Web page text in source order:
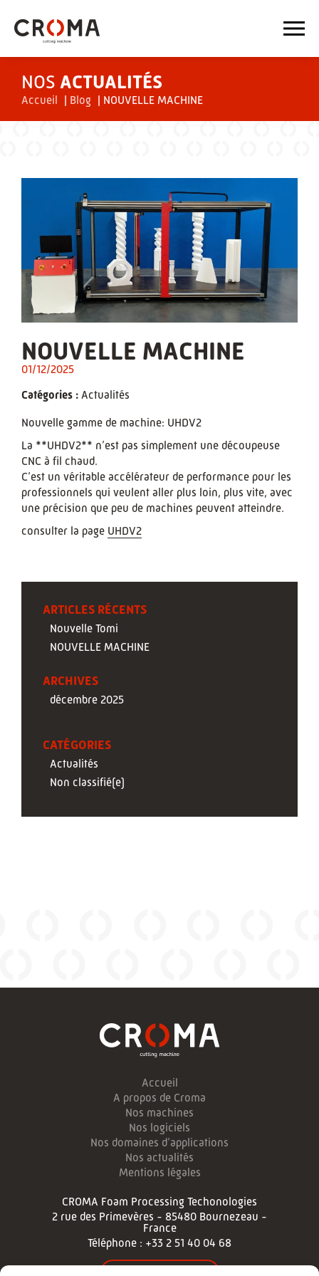
NOS ACTUALITÉS
Accueil | Blog | NOUVELLE MACHINE
NOUVELLE MACHINE
01/12/2025
Catégories : Actualités
Nouvelle gamme de machine: UHDV2
La **UHDV2** n’est pas simplement une découpeuse
CNC à fil chaud.
C’est un véritable accélérateur de performance pour les
professionnels qui veulent aller plus loin, plus vite, avec
une précision que peu de machines peuvent atteindre.
consulter la page UHDV2
ARTICLES RÉCENTS
Nouvelle Tomi
NOUVELLE MACHINE
ARCHIVES
décembre 2025
CATÉGORIES
Actualités
Non classifié(e)
Accueil
A propos de Croma
Nos machines
Nos logiciels
Nos domaines d’applications
Nos actualités
Mentions légales
CROMA Foam Processing Techonologies
2 rue des Primevères - 85480 Bournezeau -
France
Téléphone : +33 2 51 40 04 68